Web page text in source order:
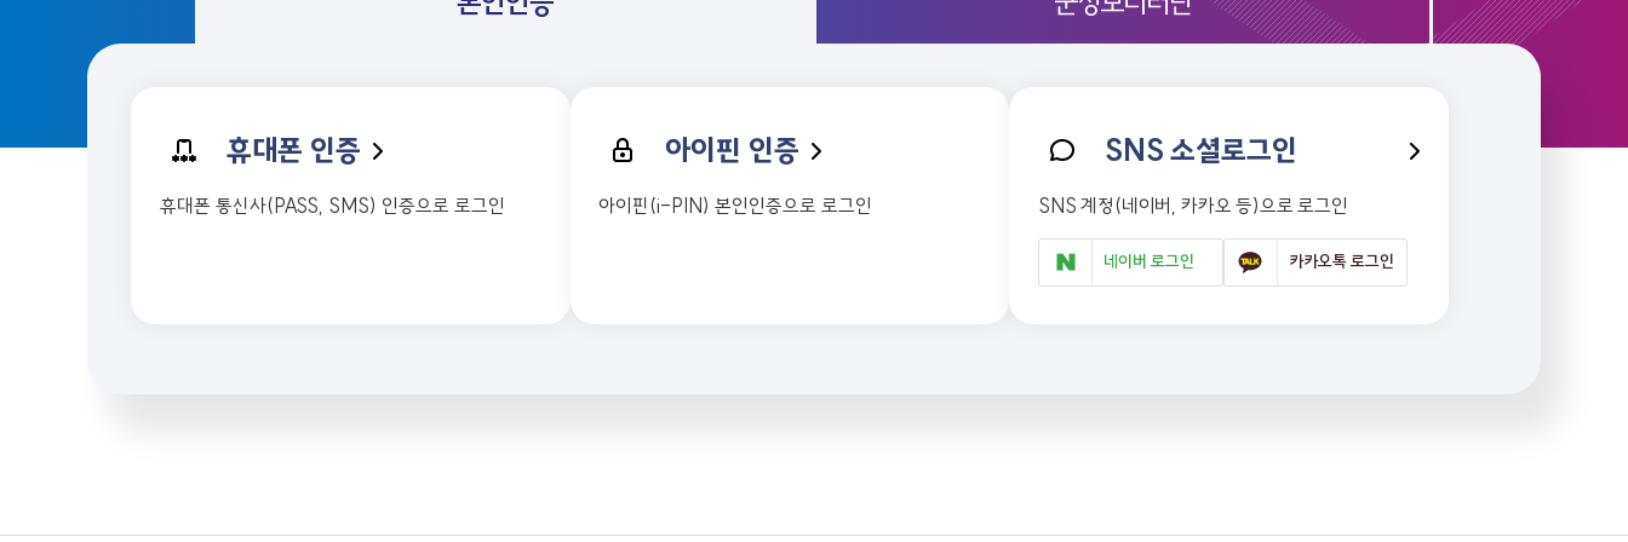
휴대폰 인증
휴대폰 통신사(PASS, SMS) 인증으로 로그인
아이핀 인증
아이핀(i-PIN) 본인인증으로 로그인
SNS 소셜로그인
SNS 계정(네이버, 카카오 등)으로 로그인
네이버 로그인 카카오톡 로그인